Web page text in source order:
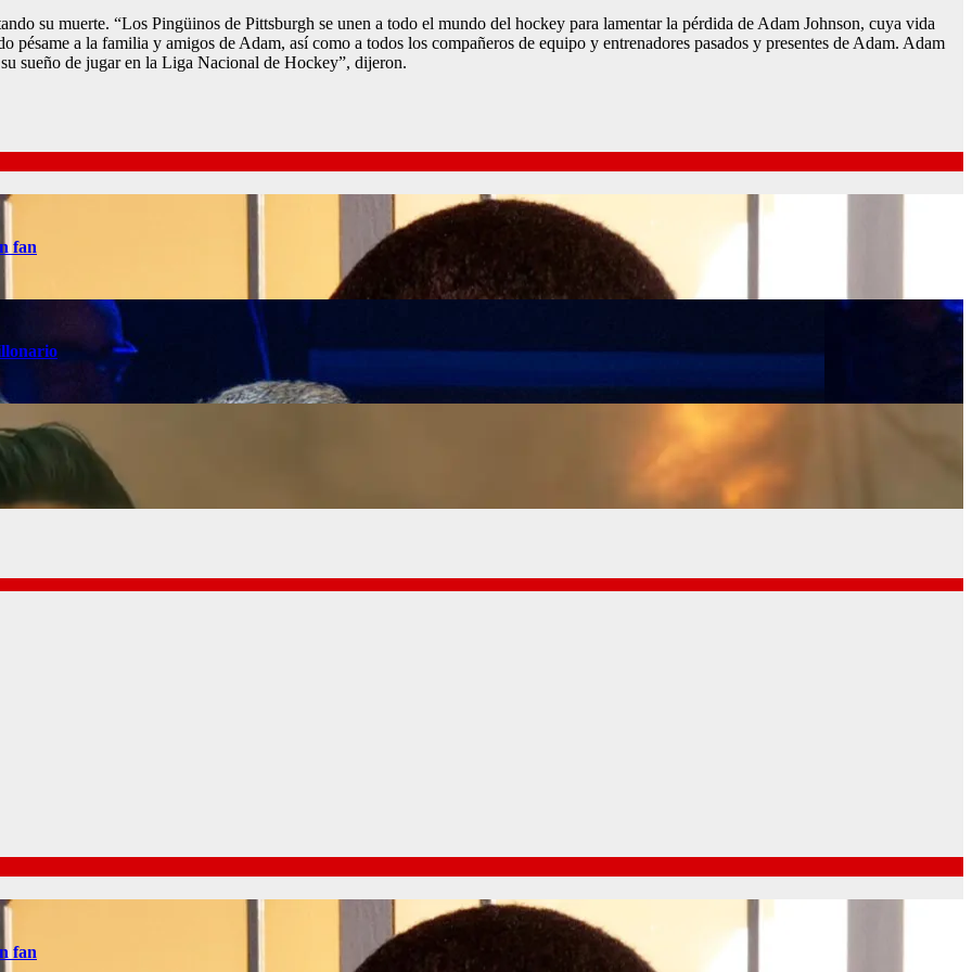
su muerte. “Los Pingüinos de Pittsburgh se unen a todo el mundo del hockey para lamentar la pérdida de Adam Johnson, cuya vida
pésame a la familia y amigos de Adam, así como a todos los compañeros de equipo y entrenadores pasados ​​y presentes de Adam. Adam
sueño de jugar en la Liga Nacional de Hockey”, dijeron.
fan
fan